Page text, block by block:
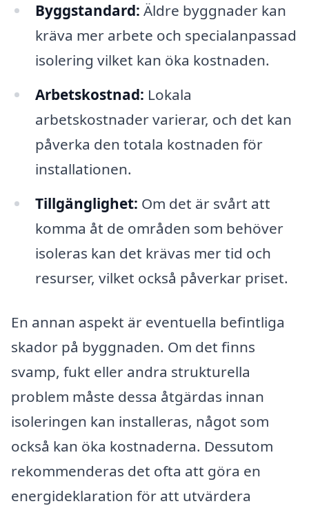
Byggstandard: Äldre byggnader kan
kräva mer arbete och specialanpassad
isolering vilket kan öka kostnaden.
Arbetskostnad: Lokala
arbetskostnader varierar, och det kan
påverka den totala kostnaden för
installationen.
Tillgänglighet: Om det är svårt att
komma åt de områden som behöver
isoleras kan det krävas mer tid och
resurser, vilket också påverkar priset.
En annan aspekt är eventuella befintliga
skador på byggnaden. Om det finns
svamp, fukt eller andra strukturella
problem måste dessa åtgärdas innan
isoleringen kan installeras, något som
också kan öka kostnaderna. Dessutom
rekommenderas det ofta att göra en
energideklaration för att utvärdera